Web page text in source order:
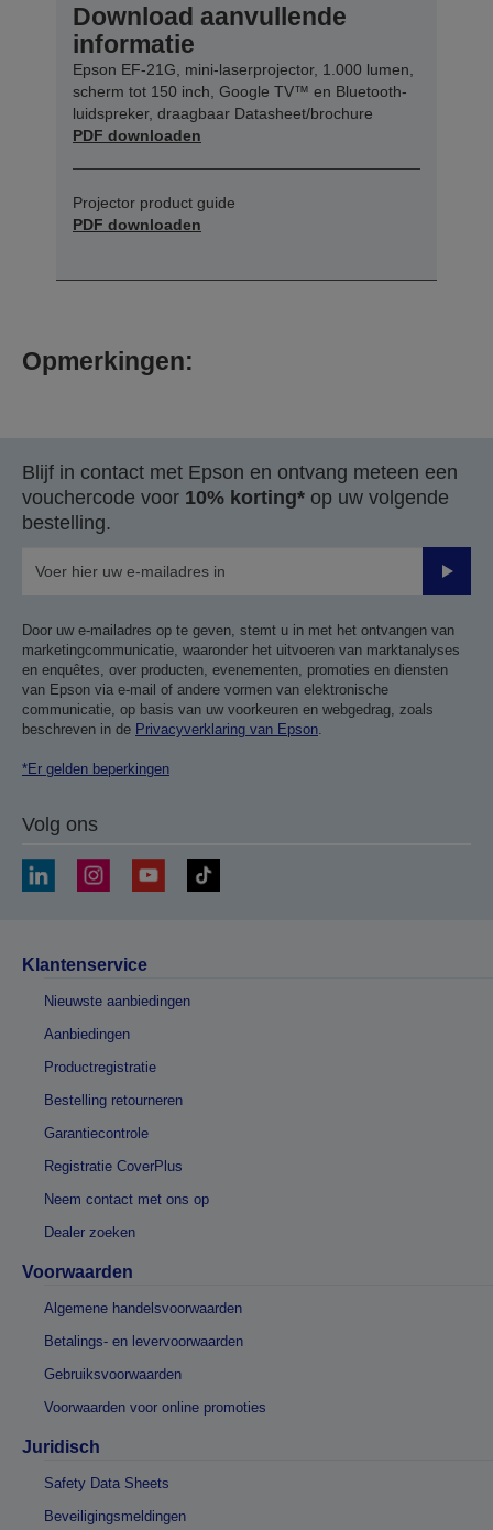
Download aanvullende
informatie
Epson EF-21G, mini-laserprojector, 1.000 lumen,
scherm tot 150 inch, Google TV™ en Bluetooth-
luidspreker, draagbaar Datasheet/brochure
PDF downloaden
Projector product guide
PDF downloaden
Opmerkingen:
Blijf in contact met Epson en ontvang meteen een
vouchercode voor 10% korting* op uw volgende
bestelling.
Door uw e-mailadres op te geven, stemt u in met het ontvangen van
marketingcommunicatie, waaronder het uitvoeren van marktanalyses
en enquêtes, over producten, evenementen, promoties en diensten
van Epson via e-mail of andere vormen van elektronische
communicatie, op basis van uw voorkeuren en webgedrag, zoals
beschreven in de Privacyverklaring van Epson
*Er gelden beperkingen
Volg ons
Klantenservice
Nieuwste aanbiedingen
Aanbiedingen
Productregistratie
Bestelling retourneren
Garantiecontrole
Registratie CoverPlus
Neem contact met ons op
Dealer zoeken
Voorwaarden
Algemene handelsvoorwaarden
Betalings- en levervoorwaarden
Gebruiksvoorwaarden
Voorwaarden voor online promoties
Juridisch
Safety Data Sheets
Beveiligingsmeldingen